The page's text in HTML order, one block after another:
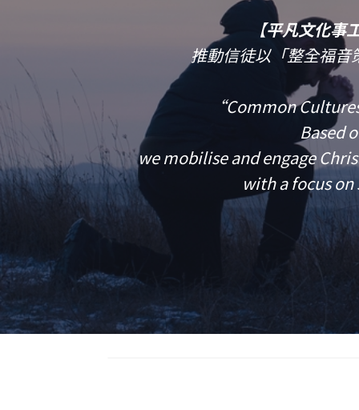
【平凡文化事
推動信徒以「整全福
“Common
Based
we mobilise and engage
with a focus